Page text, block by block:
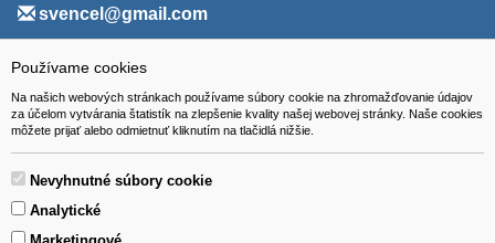
Používame cookies
Na našich webových stránkach používame súbory cookie na zhromažďovanie údajov
za účelom vytvárania štatistík na zlepšenie kvality našej webovej stránky. Naše cookies
môžete prijať alebo odmietnuť kliknutím na tlačidlá nižšie.
Nevyhnutné súbory cookie
Analytické
svencel@gmail.com
ADRESA
VEST - tech s.r.o.
Hviezdoslavova 280/6, 965 01 Žiar nad Hronom
Slovakia (Slovak Republic)